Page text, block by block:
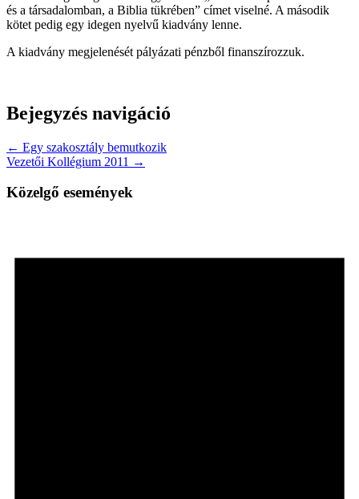
és a társadalomban, a Biblia tükrében” címet viselné. A második
kötet pedig egy idegen nyelvű kiadvány lenne.
A kiadvány megjelenését pályázati pénzből finanszírozzuk.
Bejegyzés navigáció
← Egy szakosztály bemutkozik
Vezetői Kollégium 2011 →
Közelgő események